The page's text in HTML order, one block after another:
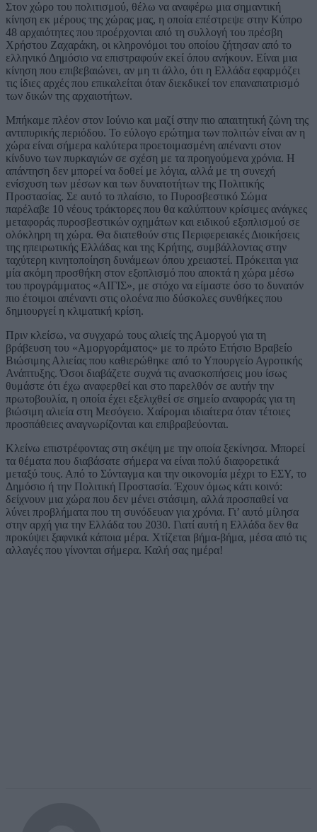
Στον χώρο του πολιτισμού, θέλω να αναφέρω μια σημαντική
κίνηση εκ μέρους της χώρας μας, η οποία επέστρεψε στην Κύπρο
48 αρχαιότητες που προέρχονται από τη συλλογή του πρέσβη
Χρήστου Ζαχαράκη, οι κληρονόμοι του οποίου ζήτησαν από το
ελληνικό Δημόσιο να επιστραφούν εκεί όπου ανήκουν. Είναι μια
κίνηση που επιβεβαιώνει, αν μη τι άλλο, ότι η Ελλάδα εφαρμόζει
τις ίδιες αρχές που επικαλείται όταν διεκδικεί τον επαναπατρισμό
των δικών της αρχαιοτήτων.
Μπήκαμε πλέον στον Ιούνιο και μαζί στην πιο απαιτητική ζώνη της
αντιπυρικής περιόδου. Το εύλογο ερώτημα των πολιτών είναι αν η
χώρα είναι σήμερα καλύτερα προετοιμασμένη απέναντι στον
κίνδυνο των πυρκαγιών σε σχέση με τα προηγούμενα χρόνια. Η
απάντηση δεν μπορεί να δοθεί με λόγια, αλλά με τη συνεχή
ενίσχυση των μέσων και των δυνατοτήτων της Πολιτικής
Προστασίας. Σε αυτό το πλαίσιο, το Πυροσβεστικό Σώμα
παρέλαβε 10 νέους τράκτορες που θα καλύπτουν κρίσιμες ανάγκες
μεταφοράς πυροσβεστικών οχημάτων και ειδικού εξοπλισμού σε
ολόκληρη τη χώρα. Θα διατεθούν στις Περιφερειακές Διοικήσεις
της ηπειρωτικής Ελλάδας και της Κρήτης, συμβάλλοντας στην
ταχύτερη κινητοποίηση δυνάμεων όπου χρειαστεί. Πρόκειται για
μία ακόμη προσθήκη στον εξοπλισμό που αποκτά η χώρα μέσω
του προγράμματος «ΑΙΓΙΣ», με στόχο να είμαστε όσο το δυνατόν
πιο έτοιμοι απέναντι στις ολοένα πιο δύσκολες συνθήκες που
δημιουργεί η κλιματική κρίση.
Πριν κλείσω, να συγχαρώ τους αλιείς της Αμοργού για τη
βράβευση του «Αμοργοράματος» με το πρώτο Ετήσιο Βραβείο
Βιώσιμης Αλιείας που καθιερώθηκε από το Υπουργείο Αγροτικής
Ανάπτυξης. Όσοι διαβάζετε συχνά τις ανασκοπήσεις μου ίσως
θυμάστε ότι έχω αναφερθεί και στο παρελθόν σε αυτήν την
πρωτοβουλία, η οποία έχει εξελιχθεί σε σημείο αναφοράς για τη
βιώσιμη αλιεία στη Μεσόγειο. Χαίρομαι ιδιαίτερα όταν τέτοιες
προσπάθειες αναγνωρίζονται και επιβραβεύονται.
Κλείνω επιστρέφοντας στη σκέψη με την οποία ξεκίνησα. Μπορεί
τα θέματα που διαβάσατε σήμερα να είναι πολύ διαφορετικά
μεταξύ τους. Από το Σύνταγμα και την οικονομία μέχρι το ΕΣΥ, το
Δημόσιο ή την Πολιτική Προστασία. Έχουν όμως κάτι κοινό:
δείχνουν μια χώρα που δεν μένει στάσιμη, αλλά προσπαθεί να
λύνει προβλήματα που τη συνόδευαν για χρόνια. Γι’ αυτό μίλησα
στην αρχή για την Ελλάδα του 2030. Γιατί αυτή η Ελλάδα δεν θα
προκύψει ξαφνικά κάποια μέρα. Χτίζεται βήμα-βήμα, μέσα από τις
αλλαγές που γίνονται σήμερα. Καλή σας ημέρα!